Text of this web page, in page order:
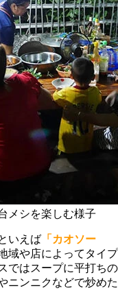
メシを楽しむ様子
いえば 「カオソー
域や店によってタイプ
ではスープに平打ちの
ニンニクなどで炒めた